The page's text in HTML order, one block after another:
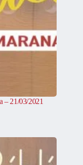
– 21/03/2021